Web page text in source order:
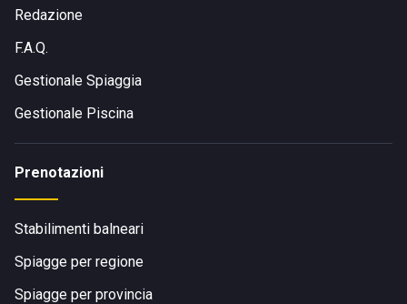
Redazione
F.A.Q.
Gestionale Spiaggia
Gestionale Piscina
Prenotazioni
Stabilimenti balneari
Spiagge per regione
Spiagge per provincia